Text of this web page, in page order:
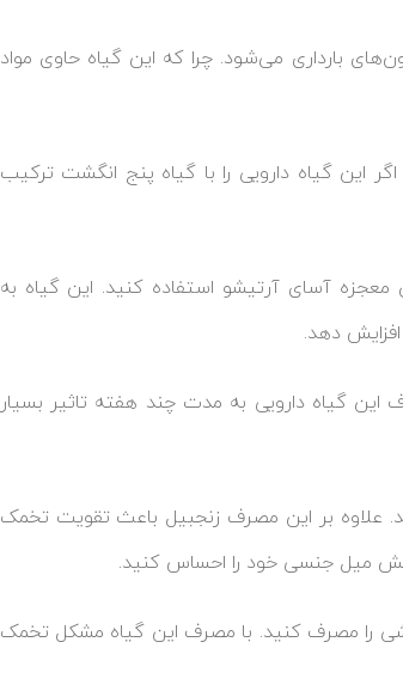
بارداری می‌شود. چرا که این گیاه حاوی مواد
این گیاه دارویی را با گیاه پنج انگشت ترکیب
آسای آرتیشو استفاده کنید. این گیاه به
دهد.
گیاه دارویی به مدت چند هفته تاثیر بسیار
علاوه بر این مصرف زنجبیل باعث تقویت تخمک
میل جنسی خود را احساس کنید.
را مصرف کنید. با مصرف این گیاه مشکل تخمک